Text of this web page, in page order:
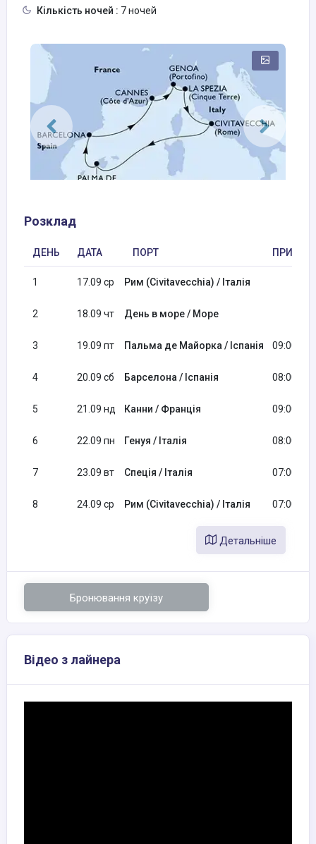
Кількість ночей : 7 ночей
Розклад
ДЕНЬ ДАТА ПОРТ
1 17.09 ср Рим (Civitavecchia) / Італія
2 18.09 чт День в море / Море
3 19.09 пт Пальма де Майорка / Іспанія 09:00
4 20.09 сб Барселона / Іспанія 08:00
5 21.09 нд Канни / Франція 09:00
6 22.09 пн Генуя / Італія 08:00
7 23.09 вт Спеція / Італія 07:00
8 24.09 ср Рим (Civitavecchia) / Італія 07:00
Детальніше
Бронювання круїзу
Відео з лайнера